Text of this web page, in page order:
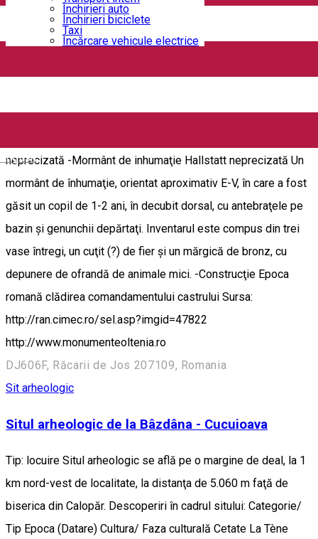
English
Închirieri auto
Închirieri biciclete
Taxi
Încărcare vehicule electrice
2 km E de Jiu, în dreptul podului Scăieşti. Descoperiri în
cadrul sitului: Categorie/ Tip Epoca (Datare) Cultura/ Faza
pământ şi două de piatră) care au dus la modificarea planului
neprecizată -Mormânt de inhumaţie Hallstatt neprecizată Un
mormânt de înhumaţie, orientat aproximativ E-V, în care a fost
găsit un copil de 1-2 ani, în decubit dorsal, cu antebraţele pe
bazin şi genunchii depărtaţi. Inventarul este compus din trei
vase întregi, un cuţit (?) de fier şi un mărgică de bronz, cu
depunere de ofrandă de animale mici. -Construcţie Epoca
romană clădirea comandamentului castrului Sursa:
http://ran.cimec.ro/sel.asp?imgid=47822
http://www.monumenteoltenia.ro
DJ606F, Răcarii de Jos 207109, Romania
Sit arheologic
Situl arheologic de la Bâzdâna - Cucuioava
Tip: locuire Situl arheologic se află pe o margine de deal, la 1
km nord-vest de localitate, la distanţa de 5.060 m faţă de
biserica din Calopăr. Descoperiri în cadrul sitului: Categorie/
Tip Epoca (Datare) Cultura/ Faza culturală Cetate La Tène